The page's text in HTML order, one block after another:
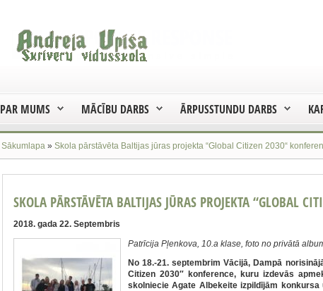
PAR MUMS MĀCĪBU DARBS ĀRPUSSTUNDU DARBS
Sākumlapa » Skola pārstāvēta Baltijas jūras projekta “Global Citizen 2030“
SKOLA PĀRSTĀVĒTA BALTIJAS JŪRAS PROJEKTA “GLOBAL
2018. gada 22. Septembris
Patrīcija Pļenkova, 10.a klase, foto no privātā
No 18.-21. septembrim Vācijā, Dampā
Citizen 2030″ konference, kuru izdevās
skolniecie Agate Albekeite izpildījām